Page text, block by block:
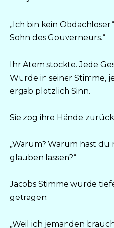
„Ich bin kein
Sohn des Gouverneurs.“
Ihr Atem stockte. Jede
Würde in seiner Stimme,
ergab plötzlich Sinn.
Sie zog ihre Hände
„Warum? Warum hast du
glauben lassen?“
Jacobs Stimme wurde
getragen:
„Weil ich jemanden